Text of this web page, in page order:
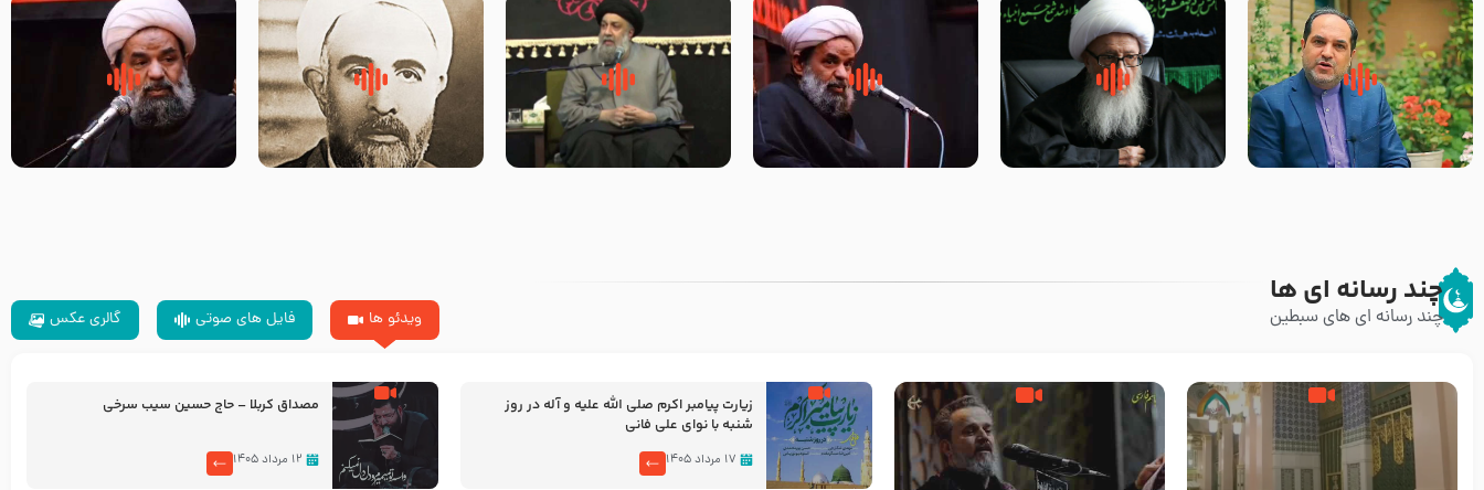
پیامبر صلی الله علیه وآله و سلم
فرمودند وای بر بچه های آخر
زوّار اربعین امام حسین (علیه
السلام) با این اشتیاق به زیارت
روضه جانسوز پاره های جگر امام
حسن مجتبی علیه السلام-حجت
لقب حضرت رقیه سلام الله علیها
به چه معناست – حجت الاسلام
روضه‌ی مجلس یزید ملعون و
اسارت اهل‌بیت علیهم‌السلام –
سلام جوانی که امام حسین علیه
السلام خودش جوابش را دادند
چند رسانه ای ها
چند رسانه ای های سبطین ویدئو ها فایل های صوتی گالری عکس
زیارت پیامبر اکرم صلی الله علیه و آله در روز
شنبه با نوای علی فانی
۱۷ مرداد ۱۴۰۵
مصداق کربلا – حاج حسین سیب سرخی
۱۲ مرداد ۱۴۰۵